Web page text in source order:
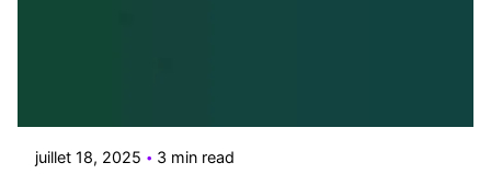
juillet 18, 2025 3 min read